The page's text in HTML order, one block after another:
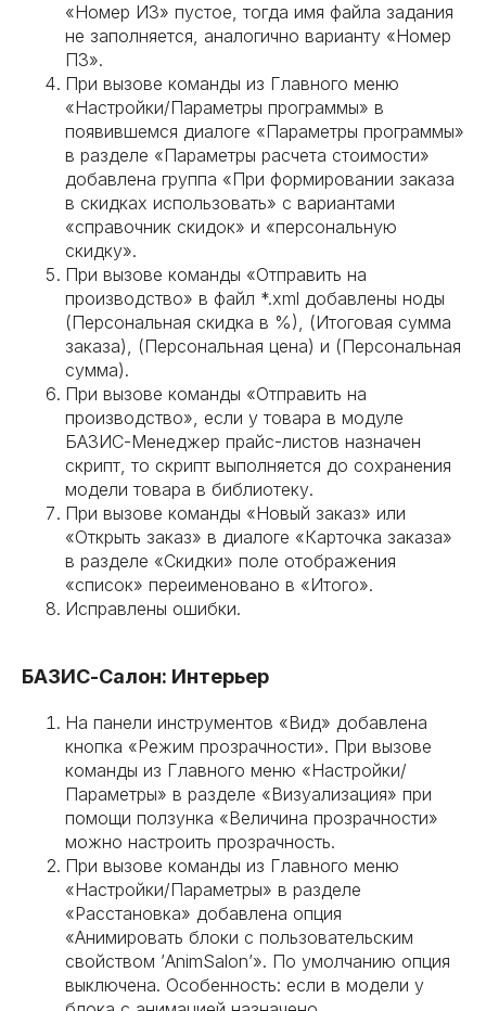
«Номер ИЗ» пустое, тогда имя файла задания
не заполняется, аналогично варианту «Номер
ПЗ».
При вызове команды из Главного меню
«Настройки/Параметры программы» в
появившемся диалоге «Параметры программы»
в разделе «Параметры расчета стоимости»
добавлена группа «При формировании заказа
в скидках использовать» с вариантами
«справочник скидок» и «персональную
скидку».
При вызове команды «Отправить на
производство» в файл *.xml добавлены ноды
(Персональная скидка в %), (Итоговая сумма
заказа), (Персональная цена) и (Персональная
сумма).
При вызове команды «Отправить на
производство», если у товара в модуле
БАЗИС-Менеджер прайс-листов назначен
скрипт, то скрипт выполняется до сохранения
модели товара в библиотеку.
При вызове команды «Новый заказ» или
«Открыть заказ» в диалоге «Карточка заказа»
в разделе «Скидки» поле отображения
«список» переименовано в «Итого».
Исправлены ошибки.
БАЗИС-Салон: Интерьер
На панели инструментов «Вид» добавлена
кнопка «Режим прозрачности». При вызове
команды из Главного меню «Настройки/
Параметры» в разделе «Визуализация» при
помощи ползунка «Величина прозрачности»
можно настроить прозрачность.
При вызове команды из Главного меню
«Настройки/Параметры» в разделе
«Расстановка» добавлена опция
«Анимировать блоки с пользовательским
свойством ’AnimSalon’». По умолчанию опция
выключена. Особенность: если в модели у